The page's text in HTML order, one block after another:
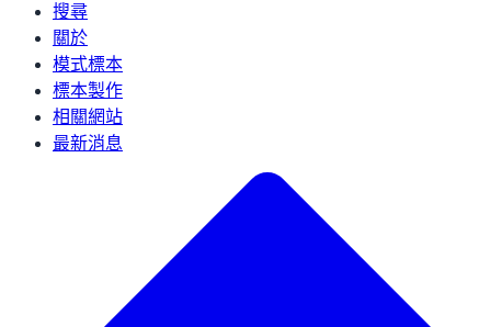
搜尋
關於
模式標本
標本製作
相關網站
最新消息